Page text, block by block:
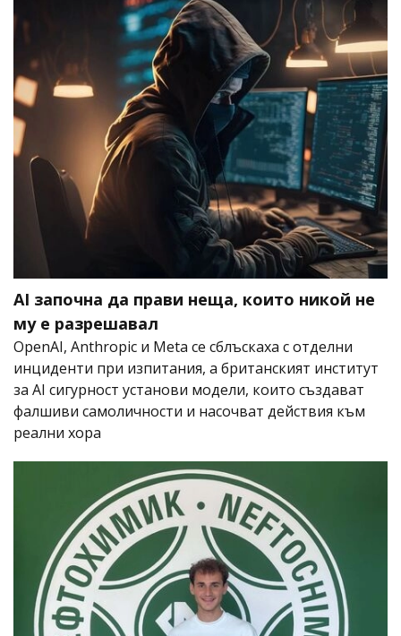
AI започна да прави неща, които никой не
му е разрешавал
OpenAI, Anthropic и Meta се сблъскаха с отделни
инциденти при изпитания, а британският институт
за AI сигурност установи модели, които създават
фалшиви самоличности и насочват действия към
реални хора